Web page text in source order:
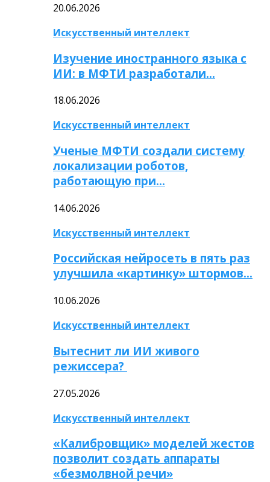
20.06.2026
Искусственный интеллект
Изучение иностранного языка с
ИИ: в МФТИ разработали…
18.06.2026
Искусственный интеллект
Ученые МФТИ создали систему
локализации роботов,
работающую при…
14.06.2026
Искусственный интеллект
Российская нейросеть в пять раз
улучшила «картинку» штормов…
10.06.2026
Искусственный интеллект
Вытеснит ли ИИ живого
режиссера?
27.05.2026
Искусственный интеллект
«Калибровщик» моделей жестов
позволит создать аппараты
«безмолвной речи»